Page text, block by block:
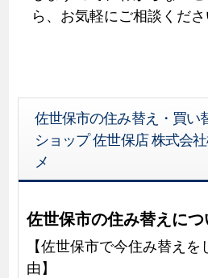
ら、お気軽にご相談くださ
佐世保市の住み替え・買い
ショップ 佐世保店 株式会
メ
佐世保市の住み替えにつ
【佐世保市で今住み替え
由】